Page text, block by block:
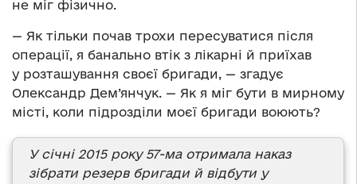
не міг фізично.
— Як тільки почав трохи пересуватися після
операції, я банально втік з лікарні й приїхав
у розташування своєї бригади, — згадує
Олександр Дем’янчук. — Як я міг бути в мирному
місті, коли підрозділи моєї бригади воюють?
У січні 2015 року 57-ма отримала наказ
зібрати резерв бригади й відбути у